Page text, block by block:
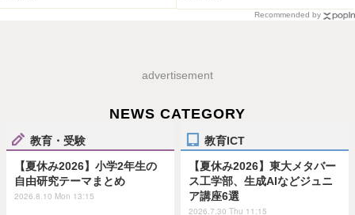
Recommended by
advertisement
NEWS CATEGORY
教育・受験
【夏休み2026】小学2年生の
自由研究テーマまとめ
2026.8.10 Mon 13:15
教育ICT
【夏休み2026】東大メタバー
ス工学部、生成AIなどジュニ
ア講座6選
2026.7.30 Thu 11:15